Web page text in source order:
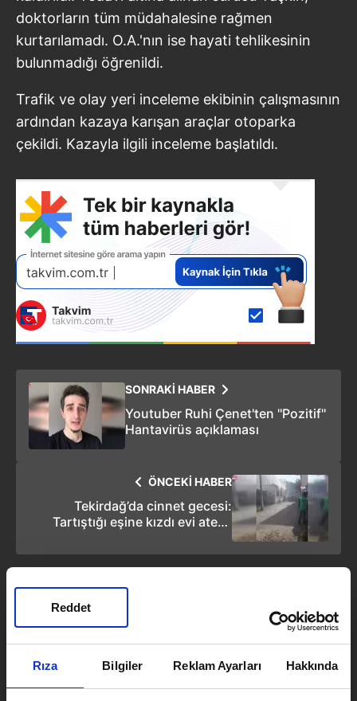
Rıza Bilgiler Reklam Ayarları Hakkında
Reddet
doktorların tüm müdahalesine rağmen
kurtarılamadı. O.A.'nın ise hayati tehlikesinin
bulunmadığı öğrenildi.
Trafik ve olay yeri inceleme ekibinin çalışmasının
ardından kazaya karışan araçlar otoparka
çekildi. Kazayla ilgili inceleme başlatıldı.
SONRAKİ HABER
Youtuber Ruhi Çenet'ten ''Pozitif''
Hantavirüs açıklaması
ÖNCEKİ HABER
Tekirdağ’da cinnet gecesi:
Tartıştığı eşine kızdı evi ateşe
Emirhan Ceylan
Takvim.com.tr Yaşam